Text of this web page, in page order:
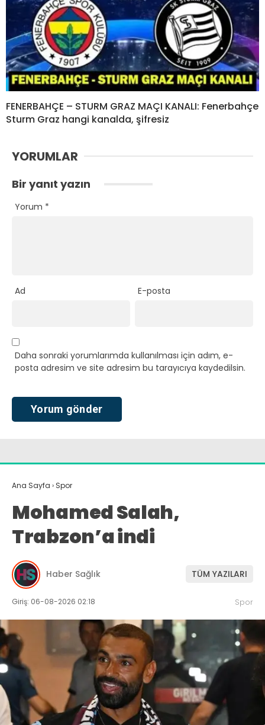
FENERBAHÇE – STURM GRAZ MAÇI KANALI: Fenerbahçe
Sturm Graz hangi kanalda, şifresiz
YORUMLAR
Bir yanıt yazın
Yorum *
Ad E-posta
Daha sonraki yorumlarımda kullanılması için adım, e-
posta adresim ve site adresim bu tarayıcıya kaydedilsin.
Ana Sayfa › Spor
Mohamed Salah,
Trabzon’a indi
Haber Sağlık TÜM YAZILARI
Giriş: 06-08-2026 02:18 Spor